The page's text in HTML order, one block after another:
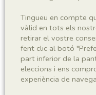
Taxonomia
Regne
Plantae
Subphyllum
Angiospermae
Tingueu en compte
vàlid en tots els
retirar el vostre
fent clic al botó
part inferior de la
eleccions i ens
experiència de